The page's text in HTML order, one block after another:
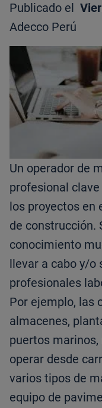
Publicado el
Adecco Perú
Un operador de
profesional
los proyectos en
de construcción.
conocimiento
llevar a cabo y/o
profesionales
Por ejemplo, las
almacenes,
puertos
operar desde
varios tipos de
equipo de